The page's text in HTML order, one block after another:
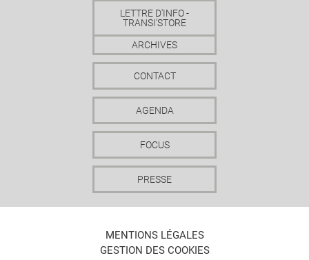
LETTRE D'INFO -
TRANSI'STORE
ARCHIVES
CONTACT
AGENDA
FOCUS
PRESSE
MENTIONS LÉGALES
GESTION DES COOKIES